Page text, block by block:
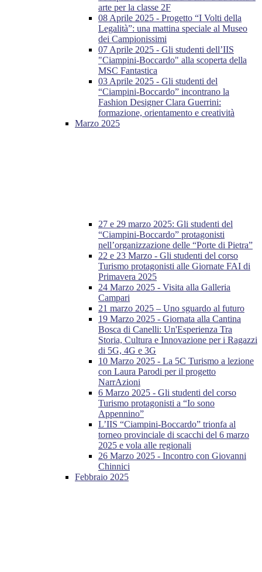
arte per la classe 2F
08 Aprile 2025 - Progetto “I Volti della
Legalità”: una mattina speciale al Museo
dei Campionissimi
07 Aprile 2025 - Gli studenti dell’IIS
"Ciampini-Boccardo" alla scoperta della
MSC Fantastica
03 Aprile 2025 - Gli studenti del
“Ciampini-Boccardo” incontrano la
Fashion Designer Clara Guerrini:
formazione, orientamento e creatività
Marzo 2025
27 e 29 marzo 2025: Gli studenti del
“Ciampini-Boccardo” protagonisti
nell’organizzazione delle “Porte di Pietra”
22 e 23 Marzo - Gli studenti del corso
Turismo protagonisti alle Giornate FAI di
Primavera 2025
24 Marzo 2025 - Visita alla Galleria
Campari
21 marzo 2025 – Uno sguardo al futuro
19 Marzo 2025 - Giornata alla Cantina
Bosca di Canelli: Un'Esperienza Tra
Storia, Cultura e Innovazione per i Ragazzi
di 5G, 4G e 3G
10 Marzo 2025 - La 5C Turismo a lezione
con Laura Parodi per il progetto
NarrAzioni
6 Marzo 2025 - Gli studenti del corso
Turismo protagonisti a “Io sono
Appennino”
L’IIS “Ciampini-Boccardo” trionfa al
torneo provinciale di scacchi del 6 marzo
2025 e vola alle regionali
26 Marzo 2025 - Incontro con Giovanni
Chinnici
Febbraio 2025